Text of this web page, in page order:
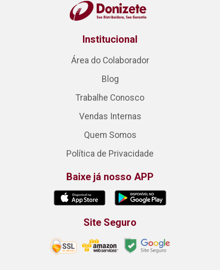
Institucional
Área do Colaborador
Blog
Trabalhe Conosco
Vendas Internas
Quem Somos
Política de Privacidade
Baixe já nosso APP
Site Seguro